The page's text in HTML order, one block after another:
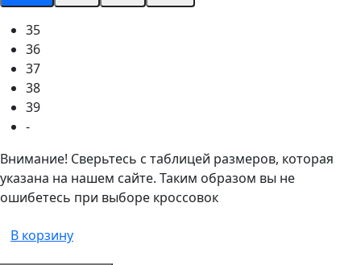
35
36
37
38
39
-
Внимание! Сверьтесь с таблицей размеров, которая
указана на нашем сайте. Таким образом вы не
ошибетесь при выборе кроссовок
В корзину